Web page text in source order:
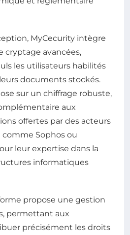
MyCecurity intègre
cryptage avancées,
les utilisateurs habilités
documents stockés.
sur un chiffrage robuste,
aux
offertes par des acteurs
Sophos ou
leur expertise dans la
informatiques
propose une gestion
permettant aux
précisément les droits